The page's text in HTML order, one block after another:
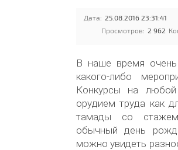
Дата: 25.08.2016 23:31:41
Просмотров: 2 962
В наше время очень
какого-либо
Конкурсы на любой
орудием труда как
тамады со
обычный день
можно увидеть